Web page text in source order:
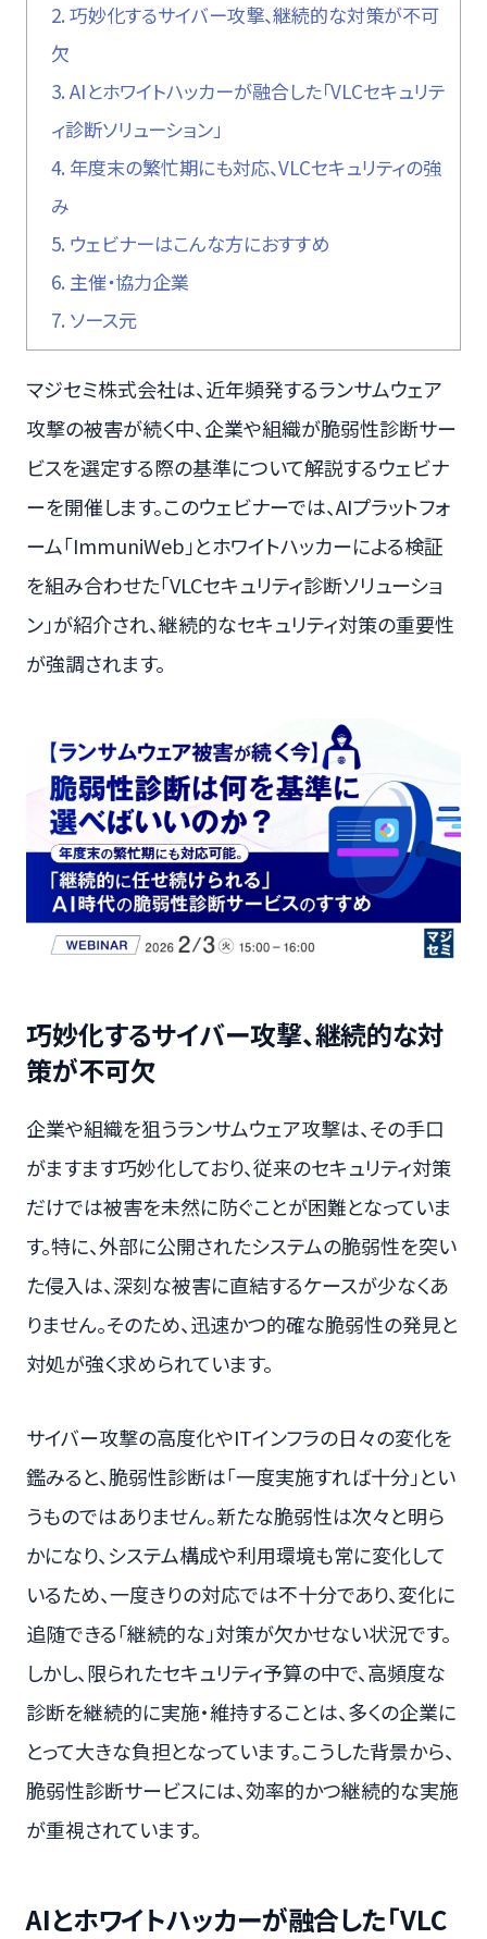
2. 巧妙化するサイバー攻撃、継続的な対策が不可
欠
3. AIとホワイトハッカーが融合した「VLCセキュリテ
ィ診断ソリューション」
4. 年度末の繁忙期にも対応、VLCセキュリティの強
み
5. ウェビナーはこんな方におすすめ
6. 主催・協力企業
7. ソース元
マジセミ株式会社は、近年頻発するランサムウェア
攻撃の被害が続く中、企業や組織が脆弱性診断サー
ビスを選定する際の基準について解説するウェビナ
ーを開催します。このウェビナーでは、AIプラットフォ
ーム「ImmuniWeb」とホワイトハッカーによる検証
を組み合わせた「VLCセキュリティ診断ソリューショ
ン」が紹介され、継続的なセキュリティ対策の重要性
が強調されます。
巧妙化するサイバー攻撃、継続的な対
策が不可欠
企業や組織を狙うランサムウェア攻撃は、その手口
がますます巧妙化しており、従来のセキュリティ対策
だけでは被害を未然に防ぐことが困難となっていま
す。特に、外部に公開されたシステムの脆弱性を突い
た侵入は、深刻な被害に直結するケースが少なくあ
りません。そのため、迅速かつ的確な脆弱性の発見と
対処が強く求められています。
サイバー攻撃の高度化やITインフラの日々の変化を
鑑みると、脆弱性診断は「一度実施すれば十分」とい
うものではありません。新たな脆弱性は次々と明ら
かになり、システム構成や利用環境も常に変化して
いるため、一度きりの対応では不十分であり、変化に
追随できる「継続的な」対策が欠かせない状況です。
しかし、限られたセキュリティ予算の中で、高頻度な
診断を継続的に実施・維持することは、多くの企業に
とって大きな負担となっています。こうした背景から、
脆弱性診断サービスには、効率的かつ継続的な実施
が重視されています。
AIとホワイトハッカーが融合した「VLC